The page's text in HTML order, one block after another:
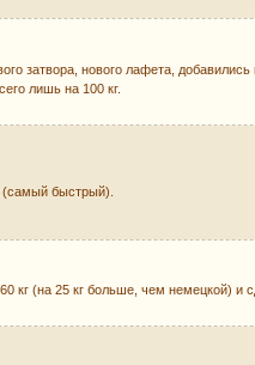
затвора, нового лафета,
лишь на 100 кг.
(самый быстрый).
(на 25 кг больше, чем немецкой) и